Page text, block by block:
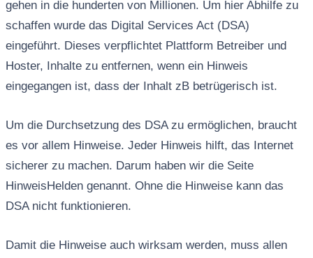
gehen in die hunderten von Millionen. Um hier Abhilfe zu
schaffen wurde das Digital Services Act (DSA)
eingeführt. Dieses verpflichtet Plattform Betreiber und
Hoster, Inhalte zu entfernen, wenn ein Hinweis
eingegangen ist, dass der Inhalt zB betrügerisch ist.
Um die Durchsetzung des DSA zu ermöglichen, braucht
es vor allem Hinweise. Jeder Hinweis hilft, das Internet
sicherer zu machen. Darum haben wir die Seite
HinweisHelden genannt. Ohne die Hinweise kann das
DSA nicht funktionieren.
Damit die Hinweise auch wirksam werden, muss allen